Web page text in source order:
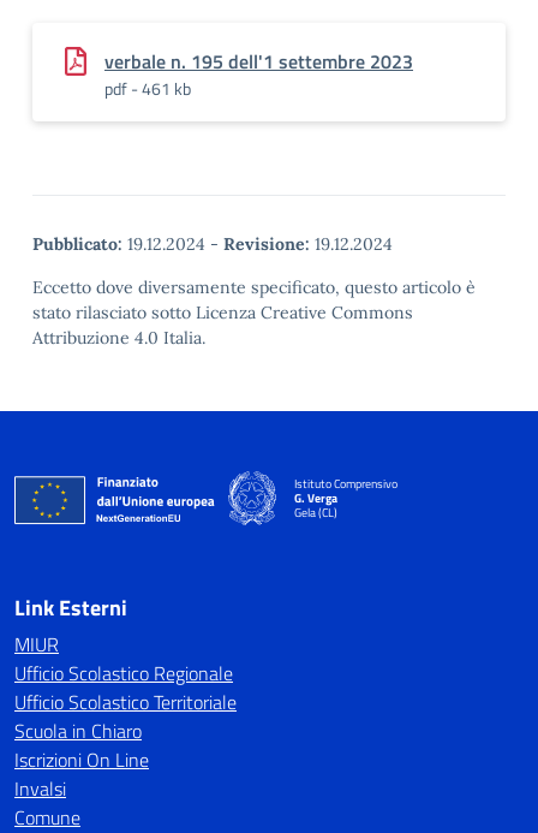
verbale n. 195 dell'1 settembre 2023
pdf - 461 kb
Pubblicato: 19.12.2024 - Revisione: 19.12.2024
Eccetto dove diversamente specificato, questo articolo è
stato rilasciato sotto Licenza Creative Commons
Attribuzione 4.0 Italia.
Istituto Comprensivo
G. Verga
Gela (CL)
Link Esterni
MIUR
Ufficio Scolastico Regionale
Ufficio Scolastico Territoriale
Scuola in Chiaro
Iscrizioni On Line
Invalsi
Comune